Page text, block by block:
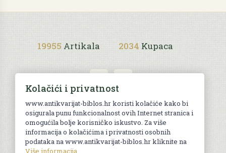
19955 Artikala 2034 Kupaca
Uvjeti kupnje
Kolačići i privatnost
www.antikvarijat-biblos.hr koristi kolačiće kako bi
osigurala punu funkcionalnost ovih Internet stranica i
omogućila bolje korisničko iskustvo. Za više
informacija o kolačićima i privatnosti osobnih
podataka na www.antikvarijat-biblos.hr kliknite na
Više informacija